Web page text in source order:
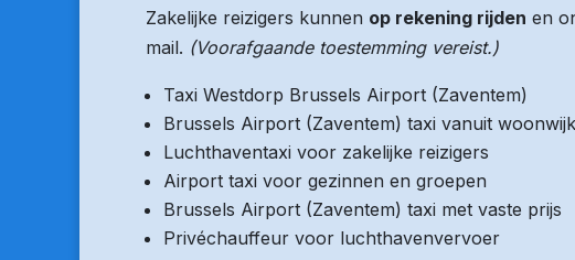
Zakelijke reizigers kunnen op rekening rijden en
mail. (Voorafgaande toestemming vereist.)
Taxi Westdorp Brussels Airport (Zaventem)
Brussels Airport (Zaventem) taxi vanuit
Luchthaventaxi voor zakelijke reizigers
Airport taxi voor gezinnen en groepen
Brussels Airport (Zaventem) taxi met vaste prijs
Privéchauffeur voor luchthavenvervoer